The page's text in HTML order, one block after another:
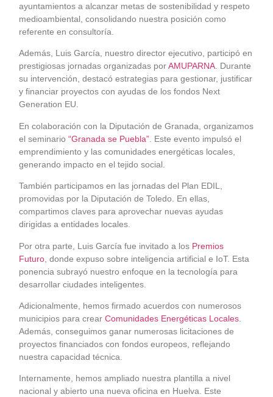
ayuntamientos a alcanzar metas de sostenibilidad y respeto
medioambiental, consolidando nuestra posición como
referente en consultoría.
Además, Luis García, nuestro director ejecutivo, participó en
prestigiosas jornadas organizadas porAMUPARNA. Durante
su intervención, destacó estrategias para gestionar, justificar
y financiar proyectos con ayudas de los fondos Next
Generation EU.
En colaboración con la Diputación de Granada, organizamos
el seminario“Granada se Puebla” . Este evento impulsó el
emprendimiento y las comunidades energéticas locales,
generando impacto en el tejido social.
También participamos en las jornadas del Plan EDIL,
promovidas por la Diputación de Toledo. En ellas,
compartimos claves para aprovechar nuevas ayudas
dirigidas a entidades locales.
Por otra parte, Luis García fue invitado a los Premios
Futuro , donde expuso sobre inteligencia artificial e IoT. Esta
ponencia subrayó nuestro enfoque en la tecnología para
desarrollar ciudades inteligentes.
Adicionalmente, hemos firmado acuerdos con numerosos
municipios para crearComunidades Energéticas Locales.
Además, conseguimos ganar numerosas licitaciones de
proyectos financiados con fondos europeos, reflejando
nuestra capacidad técnica.
Internamente, hemos ampliado nuestra plantilla a nivel
nacional y abierto una nueva oficina en Huelva. Este